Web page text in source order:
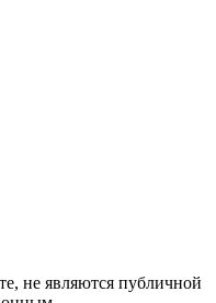
не являются публичной